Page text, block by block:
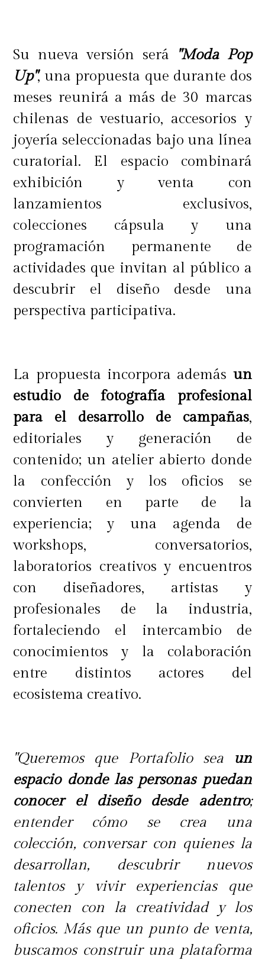
Su nueva versión será
"Moda Pop
Up", una propuesta que durante dos
meses reunirá a más de 30 marcas
chilenas de vestuario, accesorios y
joyería seleccionadas bajo una línea
curatorial. El espacio combinará
exhibición y venta con
lanzamientos exclusivos,
colecciones cápsula y una
programación permanente de
actividades que invitan al público a
descubrir el diseño desde una
perspectiva participativa.
La propuesta incorpora además un
estudio de fotografía profesional
para el desarrollo de campañas,
editoriales y generación de
contenido; un atelier abierto donde
la confección y los oficios se
convierten en parte de la
experiencia; y una agenda de
workshops, conversatorios,
laboratorios creativos y encuentros
con diseñadores, artistas y
profesionales de la industria,
fortaleciendo el intercambio de
conocimientos y la colaboración
entre distintos actores del
ecosistema creativo.
"Queremos que Portafolio sea
un
espacio donde las personas puedan
conocer el diseño desde adentro;
entender cómo se crea una
colección, conversar con quienes la
desarrollan, descubrir nuevos
talentos y vivir experiencias que
conecten con la creatividad y los
oficios. Más que un punto de venta,
buscamos construir una plataforma